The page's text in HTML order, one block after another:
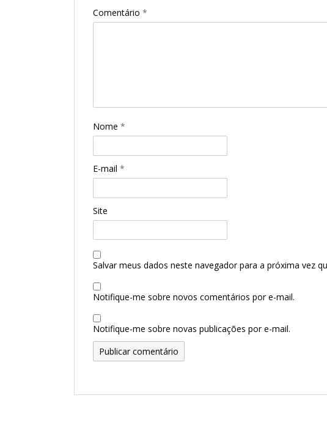
Comentário *
Nome *
E-mail *
Site
Salvar meus dados neste navegador para a próxima vez
Notifique-me sobre novos comentários por e-mail.
Notifique-me sobre novas publicações por e-mail.